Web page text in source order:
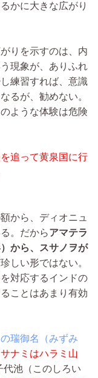
かに大きな広がり
りを示すのは、内
現象が、ありふれ
練習すれば、意識
るが、勧めない。
ような体験は危険
追って黄泉国に行
から、ディオニュ
。だからアマテラ
から、スサノヲが
しい形ではない。
対応するインドの
ことはあまり有効
瑞御名（みずみ
ナミはハラミ山
代池（このしろい